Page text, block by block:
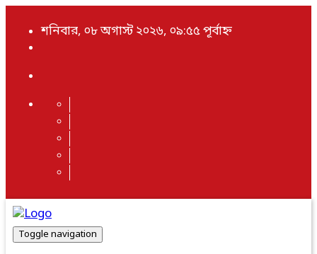
শনিবার, ০৮ অগাস্ট ২০২৬, ০৯:৫৫ পূর্বাহ্ন
Toggle navigation